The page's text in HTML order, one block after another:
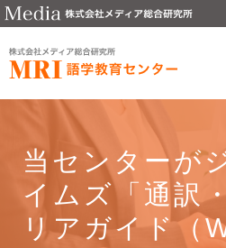
当センターが
イムズ「通訳
リアガイド（